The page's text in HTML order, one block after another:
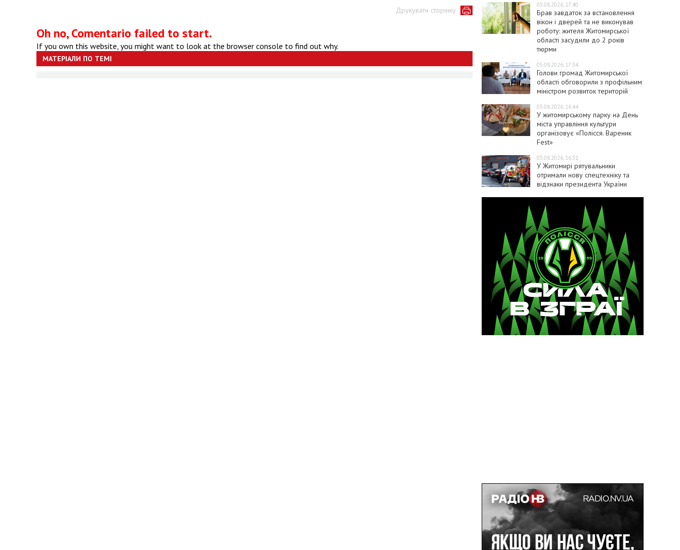
Друкувати сторінку
Oh no, Comentario failed to start.
If you own this website, you might want to look at the browser console to find out why.
МАТЕРІАЛИ ПО ТЕМІ
05.08.2026, 17:40
Брав завдаток за встановлення
вікон і дверей та не виконував
роботу: жителя Житомирської
області засудили до 2 років
тюрми
05.08.2026, 17:34
Голови громад Житомирської
області обговорили з профільним
міністром розвиток територій
05.08.2026, 16:44
У житомирському парку на День
міста управління культури
організовує «Полісся. Вареник
Fest»
05.08.2026, 16:31
У Житомирі рятувальники
отримали нову спецтехніку та
відзнаки президента України